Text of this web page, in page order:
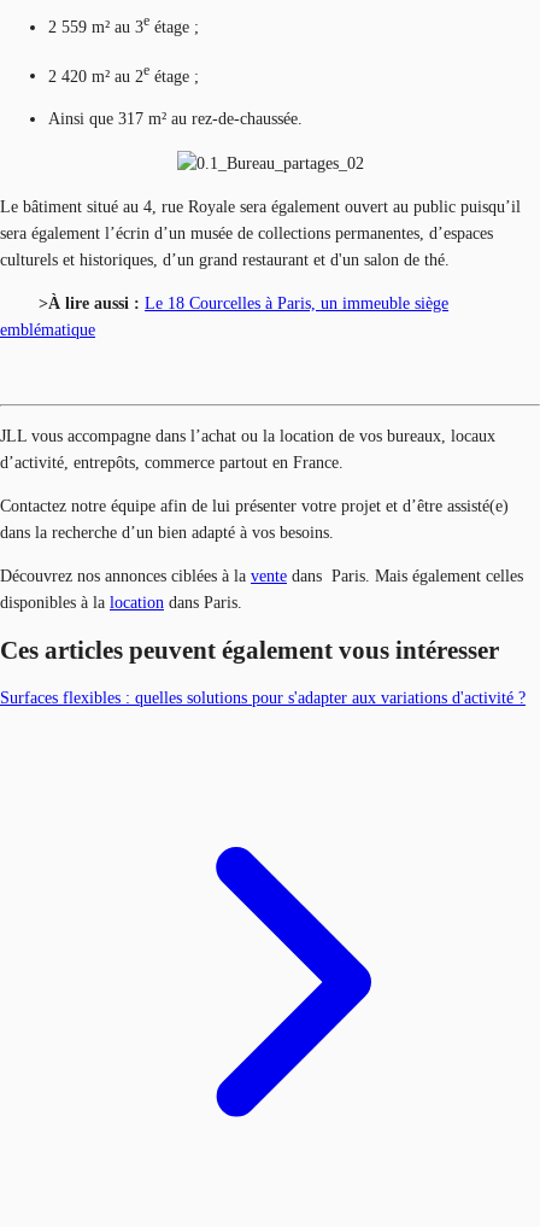
2 559 m² au 3e étage ;
2 420 m² au 2e étage ;
Ainsi que 317 m² au rez-de-chaussée.
Le bâtiment situé au 4, rue Royale sera également ouvert au public puisqu’il
sera également l’écrin d’un musée de collections permanentes, d’espaces
culturels et historiques, d’un grand restaurant et d'un salon de thé.
>À lire aussi : Le 18 Courcelles à Paris, un immeuble siège
emblématique
JLL vous accompagne dans l’achat ou la location de vos bureaux, locaux
d’activité, entrepôts, commerce partout en France.
Contactez notre équipe afin de lui présenter votre projet et d’être assisté(e)
dans la recherche d’un bien adapté à vos besoins.
Découvrez nos annonces ciblées à la vente dans Paris. Mais également celles
disponibles à la location dans Paris.
Ces articles peuvent également vous intéresser
Surfaces flexibles : quelles solutions pour s'adapter aux variations d'activité ?